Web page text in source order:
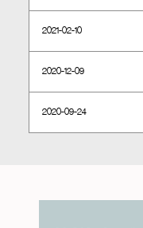
2021-02-10
2020-12-09
2020-09-24